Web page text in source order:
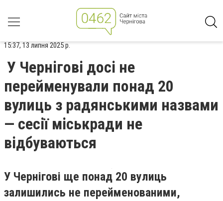
15:37, 13 липня 2025 р.
У Чернігові досі не
перейменували понад 20
вулиць з радянськими назвами
— сесії міськради не
відбуваються
У Чернігові ще понад 20 вулиць
залишились не перейменованими,